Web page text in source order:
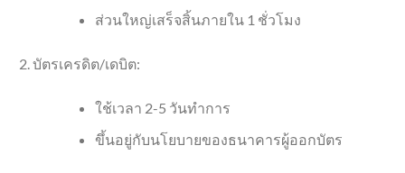
ส่วนใหญ่เสร็จสิ้นภายใน 1 ชั่วโมง
บัตรเครดิต/เดบิต:
ใช้เวลา 2-5 วันทำการ
ขึ้นอยู่กับนโยบายของธนาคารผู้ออกบัตร